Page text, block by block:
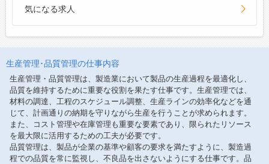
気になる求人
生産管理･品質管理の仕事内容
生産管理・品質管理は、製造業において製品の生産過程を最適化し、
品質を維持するために重要な役割を果たす仕事です。生産管理では、
材料の調達、工程のスケジュール調整、生産ラインの効率化などを通
じて、計画通りの納期を守りながら生産を行うことが求められます。
また、コスト管理や在庫管理も重要な要素であり、限られたリソース
を最大限に活用するための工夫が必要です。
品質管理は、製品が企業の基準や顧客の要求を満たすように、製造過
程での品質を常に監視し、不良品を出さないようにする仕事です。品